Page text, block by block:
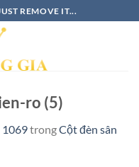
REMOVE IT...
ro (5)
1069trongCột đèn sân